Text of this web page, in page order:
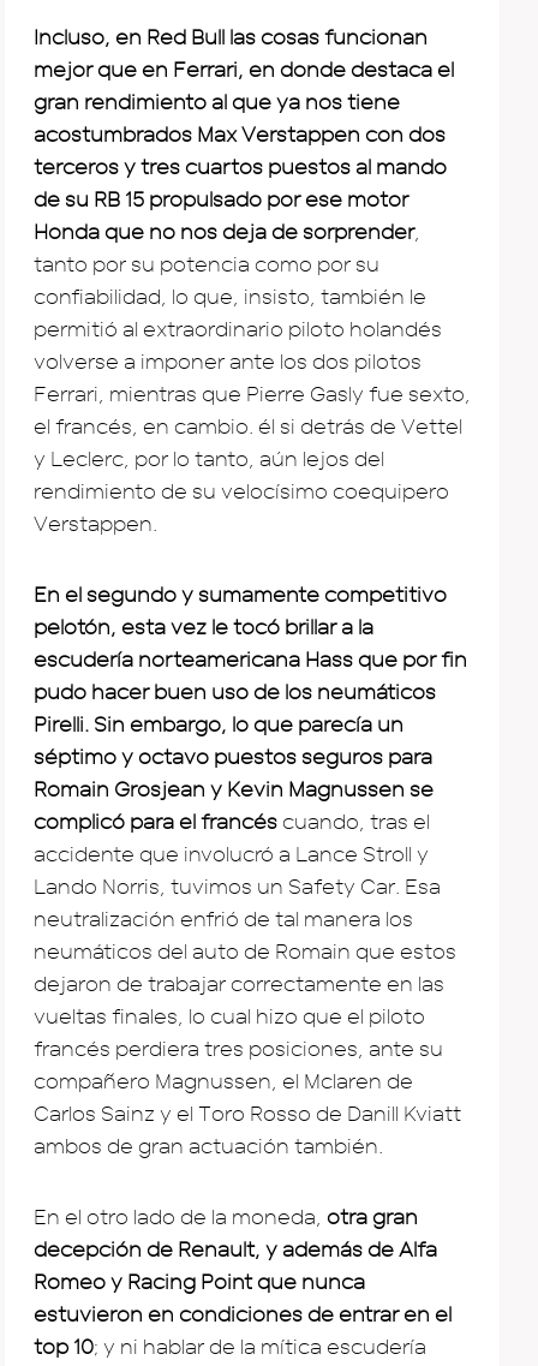
Incluso, en Red Bull las cosas funcionan
mejor que en Ferrari, en donde destaca el
gran rendimiento al que ya nos tiene
acostumbrados Max Verstappen con dos
terceros y tres cuartos puestos al mando
de su RB 15 propulsado por ese motor
Honda que no nos deja de sorprender,
tanto por su potencia como por su
confiabilidad, lo que, insisto, también le
permitió al extraordinario piloto holandés
volverse a imponer ante los dos pilotos
Ferrari, mientras que Pierre Gasly fue sexto,
el francés, en cambio. él si detrás de Vettel
y Leclerc, por lo tanto, aún lejos del
rendimiento de su velocísimo coequipero
Verstappen.
En el segundo y sumamente competitivo
pelotón, esta vez le tocó brillar a la
escudería norteamericana Hass que por fin
pudo hacer buen uso de los neumáticos
Pirelli. Sin embargo, lo que parecía un
séptimo y octavo puestos seguros para
Romain Grosjean y Kevin Magnussen se
complicó para el francés cuando, tras el
accidente que involucró a Lance Stroll y
Lando Norris, tuvimos un Safety Car. Esa
neutralización enfrió de tal manera los
neumáticos del auto de Romain que estos
dejaron de trabajar correctamente en las
vueltas finales, lo cual hizo que el piloto
francés perdiera tres posiciones, ante su
compañero Magnussen, el Mclaren de
Carlos Sainz y el Toro Rosso de Danill Kviatt
ambos de gran actuación también.
En el otro lado de la moneda, otra gran
decepción de Renault, y además de Alfa
Romeo y Racing Point que nunca
estuvieron en condiciones de entrar en el
top 10; y ni hablar de la mítica escudería